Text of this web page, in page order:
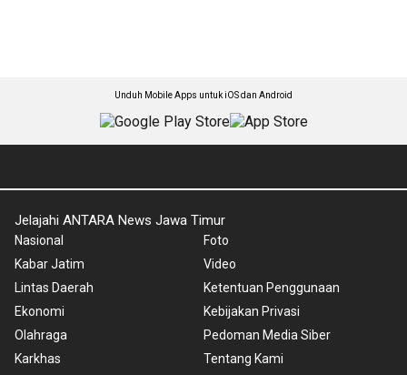
Unduh Mobile Apps untuk iOS dan Android
Jelajahi ANTARA News Jawa Timur
Nasional
Kabar Jatim
Lintas Daerah
Ekonomi
Olahraga
Karkhas
Foto
Video
Ketentuan Penggunaan
Kebijakan Privasi
Pedoman Media Siber
Tentang Kami